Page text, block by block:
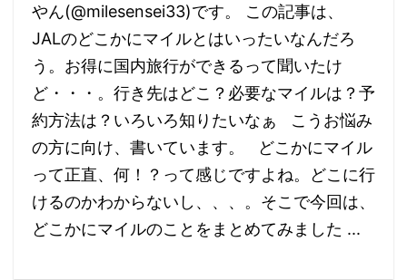
やん(@milesensei33)です。 この記事は、
JALのどこかにマイルとはいったいなんだろ
う。お得に国内旅行ができるって聞いたけ
ど・・・。行き先はどこ？必要なマイルは？予
約方法は？いろいろ知りたいなぁ こうお悩み
の方に向け、書いています。 どこかにマイル
って正直、何！？って感じですよね。どこに行
けるのかわからないし、、、。そこで今回は、
どこかにマイルのことをまとめてみました ...